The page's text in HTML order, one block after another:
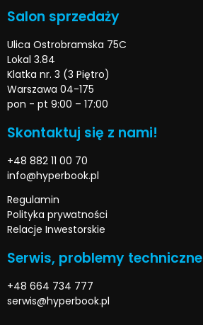
Salon sprzedaży
Ulica Ostrobramska 75C
Lokal 3.84
Klatka nr. 3 (3 Piętro)
Warszawa 04-175
pon - pt 9:00 – 17:00
Skontaktuj się z nami!
+48 882 11 00 70
info@hyperbook.pl
Regulamin
Polityka prywatności
Relacje Inwestorskie
Serwis, problemy techniczne
+48 664 734 777
serwis@hyperbook.pl